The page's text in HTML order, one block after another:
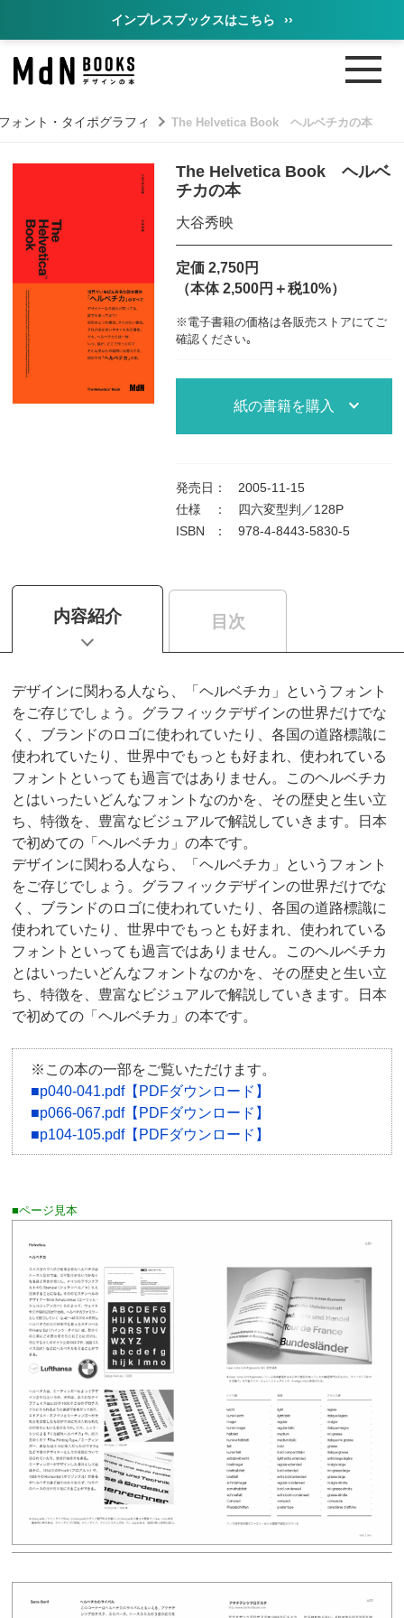
インプレスブックスはこちら ››
ォント・タイポグラフィ The Helvetica Book ヘルベチカの本
The Helvetica Book ヘルベ
チカの本
大谷秀映
定価 2,750円
（本体 2,500円＋税10%）
※電子書籍の価格は各販売ストアにてご
確認ください｡
紙の書籍を購入
発売日 ：
2005-11-15
仕様
：
四六変型判／128P
ISBN
： 978-4-8443-5830-5
内容紹介 目次
デザインに関わる人なら、「ヘルベチカ」というフォント
をご存じでしょう。グラフィックデザインの世界だけでな
く、ブランドのロゴに使われていたり、各国の道路標識に
使われていたり、世界中でもっとも好まれ、使われている
フォントといっても過言ではありません。このヘルベチカ
とはいったいどんなフォントなのかを、その歴史と生い立
ち、特徴を、豊富なビジュアルで解説していきます。日本
で初めての「ヘルベチカ」の本です。
デザインに関わる人なら、「ヘルベチカ」というフォント
をご存じでしょう。グラフィックデザインの世界だけでな
く、ブランドのロゴに使われていたり、各国の道路標識に
使われていたり、世界中でもっとも好まれ、使われている
フォントといっても過言ではありません。このヘルベチカ
とはいったいどんなフォントなのかを、その歴史と生い立
ち、特徴を、豊富なビジュアルで解説していきます。日本
で初めての「ヘルベチカ」の本です。
※この本の一部をご覧いただけます。
■p040-041.pdf【PDFダウンロード】
■p066-067.pdf【PDFダウンロード】
■p104-105.pdf【PDFダウンロード】
■ページ見本